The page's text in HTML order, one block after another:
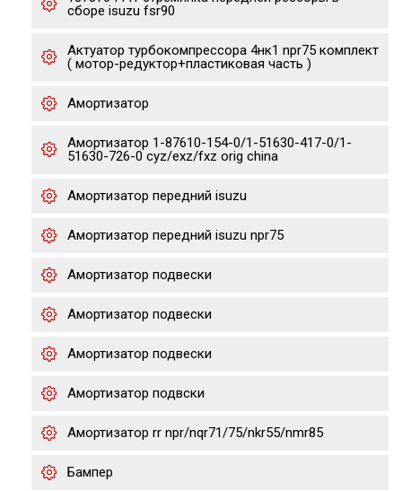
сборе isuzu fsr90
Актуатор турбокомпрессора 4нк1 npr75 комплект
( мотор-редуктор+пластиковая часть )
Амортизатор
Амортизатор 1-87610-154-0/1-51630-417-0/1-
51630-726-0 cyz/exz/fxz orig china
Амортизатор передний isuzu
Амортизатор передний isuzu npr75
Амортизатор подвески
Амортизатор подвески
Амортизатор подвески
Амортизатор подвски
Амортизатор rr npr/nqr71/75/nkr55/nmr85
Бампер